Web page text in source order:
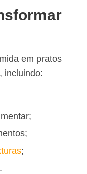
em pratos
, incluindo:
;